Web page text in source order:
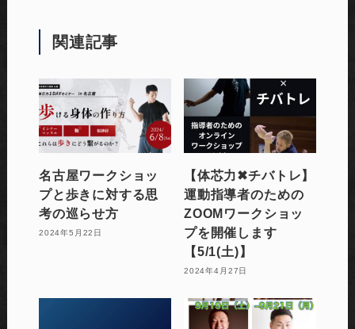
関連記事
名古屋ワークショッ
プと歩きに対する思
考の巡らせ方
2024年5月22日
【体芯力✖︎チバトレ】
運動指導者のための
ZOOMワークショッ
プを開催します
【5/1(土)】
2024年4月27日